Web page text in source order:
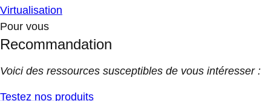
Virtualisation
Pour vous
Recommandation
Voici des ressources susceptibles de vous intéresser :
Testez nos produits